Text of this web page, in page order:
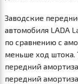
Заводские
автомобиля LADA
по сравнению с
меньше ход штока.
передний
передний